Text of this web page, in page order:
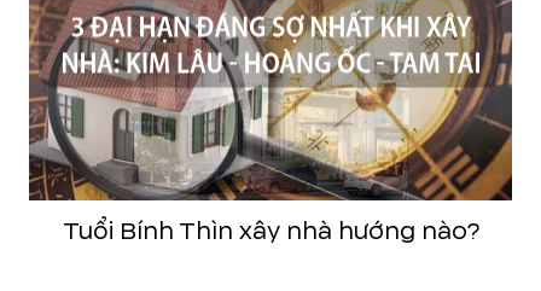
Tuổi Bính Thìn xây nhà hướng nào?